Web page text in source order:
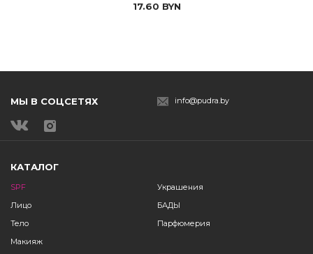
17.60 BYN
МЫ В СОЦСЕТЯХ info@pudra.by
КАТАЛОГ
SPF
Лицо
Тело
Макияж
Украшения
БАДЫ
Парфюмерия